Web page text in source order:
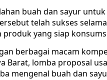
buah dan sayur
telah sukses
yang siap
berbagai macam
Barat, lomba proposal
mengenal buah dan